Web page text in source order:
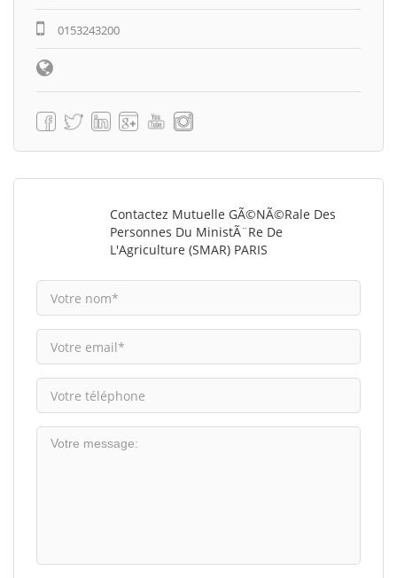
0153243200
Contactez Mutuelle GÃ©nÃ©rale Des
Personnes Du MinistÃ¨re De
L'Agriculture (SMAR) PARIS